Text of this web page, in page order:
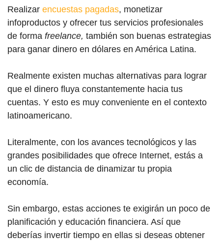
Realizar encuestas pagadas, monetizar
infoproductos y ofrecer tus servicios profesionales
de forma freelance, también son buenas estrategias
para ganar dinero en dólares en América Latina.
Realmente existen muchas alternativas para lograr
que el dinero fluya constantemente hacia tus
cuentas. Y esto es muy conveniente en el contexto
latinoamericano.
Literalmente, con los avances tecnológicos y las
grandes posibilidades que ofrece Internet, estás a
un clic de distancia de dinamizar tu propia
economía.
Sin embargo, estas acciones te exigirán un poco de
planificación y educación financiera. Así que
deberías invertir tiempo en ellas si deseas obtener